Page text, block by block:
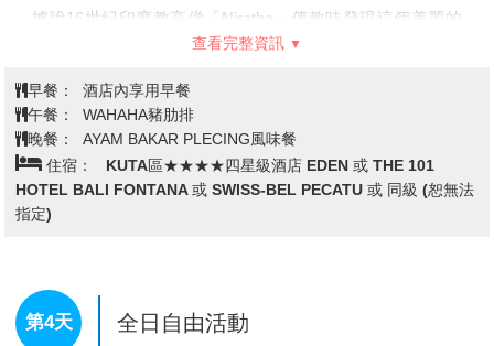
據說16世紀印度教高僧「Niratha」傳教時發現這個美麗的
岩島，波浪拍打沖擊所形成的陡峭礁岩上，為保佑峇里島居
闊、海天一線，海神廟不但是印尼峇里島六大寺廟之一，更
是峇里島最重要的一座海岸寺廟。
玩了一天，今晚好好享受為您安排的峇里島傳統花瓣浴
【LULUR SPA 120分鐘】
精油按摩全身，使肌肉放鬆，消除疲憊。接著以LULU粉糊
去角質後，再以特製的草藥材料敷身，去除全身的角質及毒
查看完整資訊
早餐：
酒店內享用早餐
午餐：
WAHAHA豬肋排
晚餐：
AYAM BAKAR PLECING風味餐
住宿：
KUTA區★★★★四星級酒店 EDEN 或 THE 101
HOTEL BALI FONTANA 或 SWISS-BEL PECATU 或 同級 (恕無法
指定)
第4天 全日自由活動